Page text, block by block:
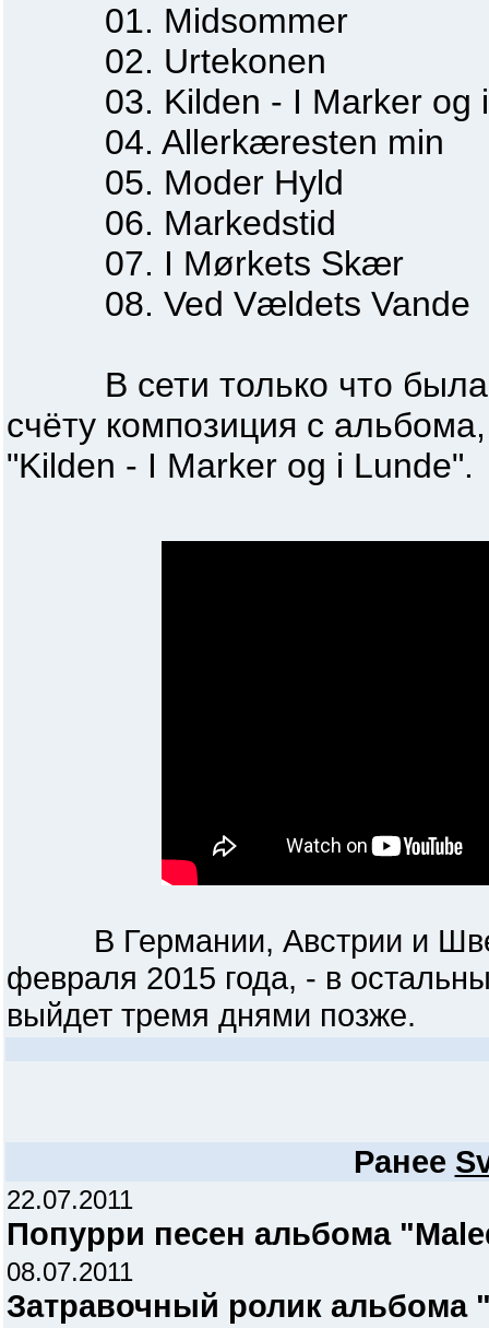
01. Midsommer
02. Urtekonen
03. Kilden - I Marker og i
04. Allerkæresten min
05. Moder Hyld
06. Markedstid
07. I Mørkets Skær
08. Ved Vældets Vande
В сети только что была
счёту композиция с
"Kilden - I Marker og i Lunde".
В Германии, Австрии и
февраля 2015 года, - в
выйдет тремя днями позже.
Ранее
22.07.2011
Попурри песен альбома
08.07.2011
Затравочный ролик альбома